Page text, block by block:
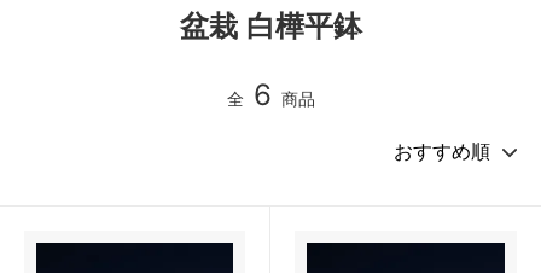
盆栽 白樺平鉢
全 6 商品